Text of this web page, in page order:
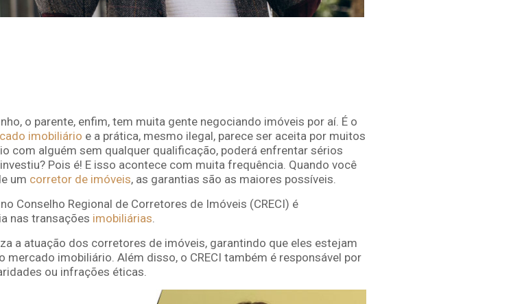
o parente, enfim, tem muita gente negociando imóveis por aí. É o
imobiliário e a prática, mesmo ilegal, parece ser aceita por muitos
com alguém sem qualquer qualificação, poderá enfrentar sérios
Pois é! E isso acontece com muita frequência. Quando você
um corretor de imóveis, as garantias são as maiores possíveis.
Conselho Regional de Corretores de Imóveis (CRECI) é
nas transações imobiliárias.
a atuação dos corretores de imóveis, garantindo que eles estejam
imobiliário. Além disso, o CRECI também é responsável por
ou infrações éticas.